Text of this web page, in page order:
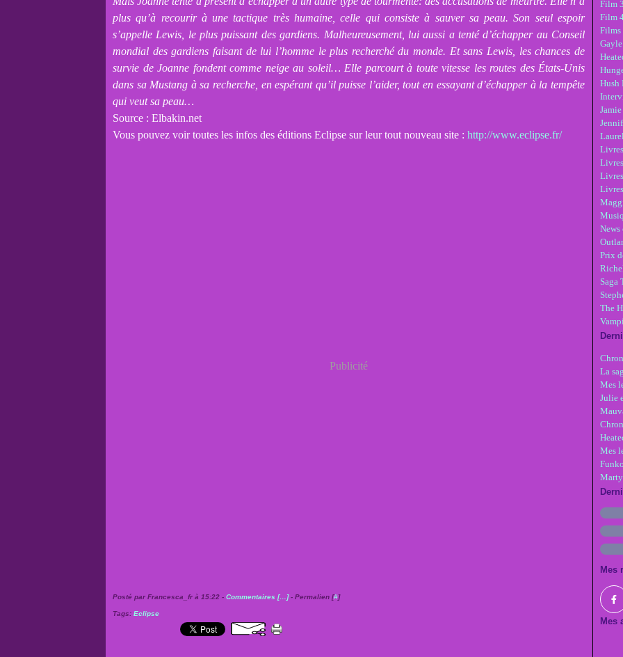
plus qu’à recourir à une tactique très humaine, celle qui consiste à sauver sa peau. Son seul espoir
s’appelle Lewis, le plus puissant des gardiens. Malheureusement, lui aussi a tenté d’échapper au Conseil
mondial des gardiens faisant de lui l’homme le plus recherché du monde. Et sans Lewis, les chances de
survie de Joanne fondent comme neige au soleil… Elle parcourt à toute vitesse les routes des États-Unis
dans sa Mustang à sa recherche, en espérant qu’il puisse l’aider, tout en essayant d’échapper à la tempête
qui veut sa peau…
Source : Elbakin.net
Vous pouvez voir toutes les infos des éditions Eclipse sur leur tout nouveau site : http://www.eclipse.fr/
Publicité
Posté par Francesca_fr à 15:22 - Commentaires [… ]- Permalien [#]
Tags: Eclipse
Film
Film
Films
Hush
Livres
News
Prix
Saga
The
La
Mes
Julie
Mes
Mes
Mes